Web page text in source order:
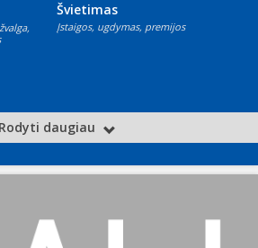
Švietimas
Įstaigos, ugdymas, premijos
Rodyti daugiau